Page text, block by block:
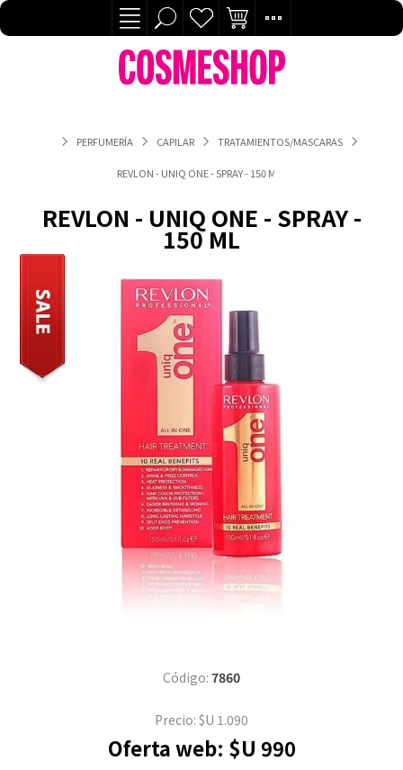
PERFUMERÍA CAPILAR TRATAMIENTOS/MASCARAS
REVLON - UNIQ ONE - SPRAY - 150 ML
REVLON - UNIQ ONE - SPRAY -
150 ML
Código: 7860
Precio: $U 1.090
Oferta web: $U 990